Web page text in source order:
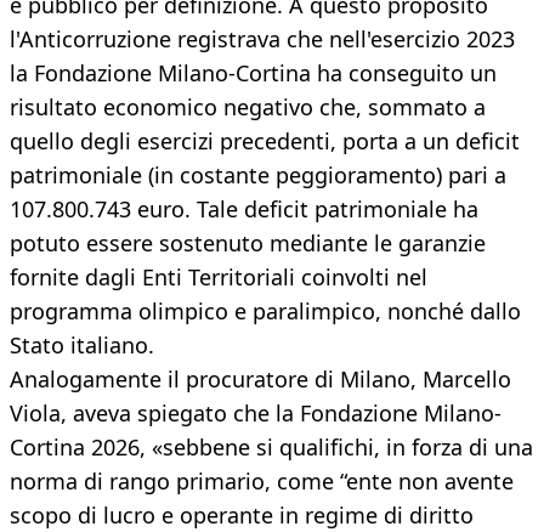
l'Anticorruzione registrava che nell'esercizio 2023
la Fondazione Milano-Cortina ha conseguito un
risultato economico negativo che, sommato a
quello degli esercizi precedenti, porta a un deficit
patrimoniale (in costante peggioramento) pari a
107.800.743 euro. Tale deficit patrimoniale ha
potuto essere sostenuto mediante le garanzie
fornite dagli Enti Territoriali coinvolti nel
programma olimpico e paralimpico, nonché dallo
Stato italiano.
Analogamente il procuratore di Milano, Marcello
Viola, aveva spiegato che la Fondazione Milano-
Cortina 2026, «sebbene si qualifichi, in forza di una
norma di rango primario, come “ente non avente
scopo di lucro e operante in regime di diritto